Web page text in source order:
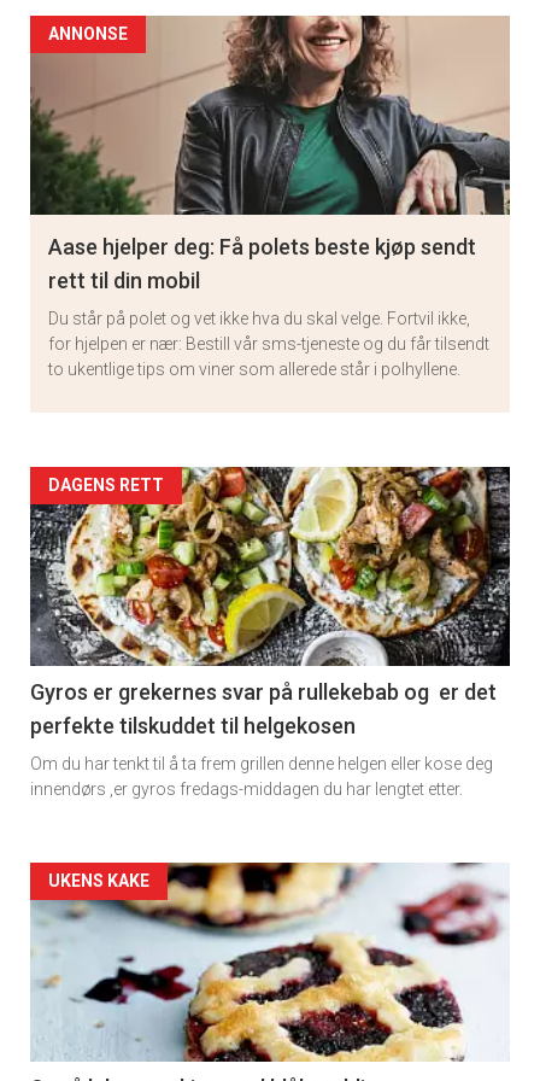
ANNONSE
Aase hjelper deg: Få polets beste kjøp sendt
rett til din mobil
Du står på polet og vet ikke hva du skal velge. Fortvil ikke,
for hjelpen er nær: Bestill vår sms-tjeneste og du får tilsendt
to ukentlige tips om viner som allerede står i polhyllene.
Artikler
detail
-
section
11
DAGENS RETT
Gyros er grekernes svar på rullekebab og er det
perfekte tilskuddet til helgekosen
Om du har tenkt til å ta frem grillen denne helgen eller kose deg
innendørs ,er gyros fredags-middagen du har lengtet etter.
Artikler
detail
-
section
UKENS KAKE